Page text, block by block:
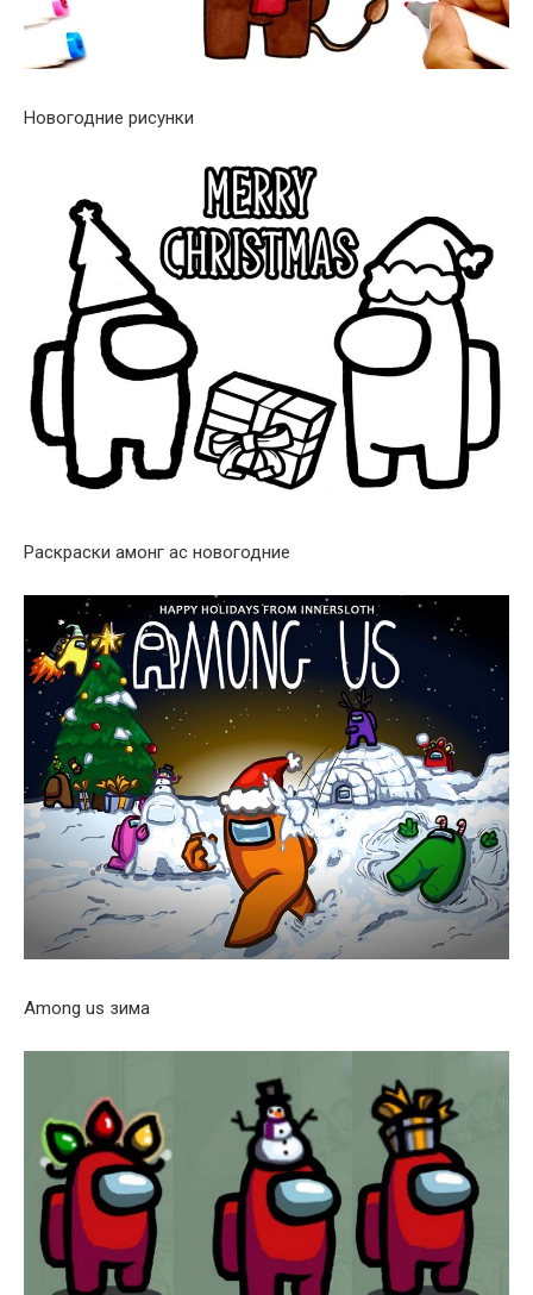
Новогодние рисунки
Раскраски амонг ас новогодние
Among us зима